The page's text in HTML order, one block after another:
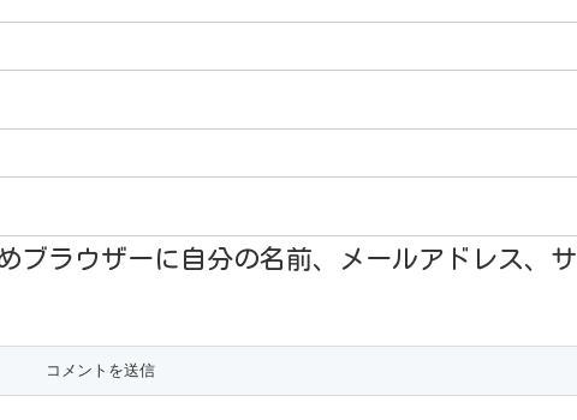
ブラウザーに自分の名前、メールアドレス、サ